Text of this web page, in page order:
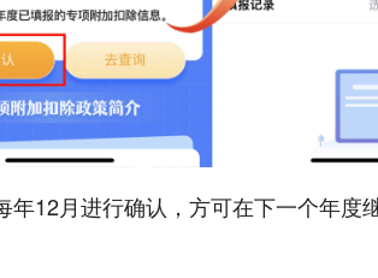
12月进行确认，方可在下一个年度